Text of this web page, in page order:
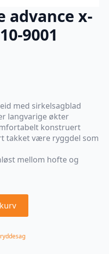
advance x-
9001
med sirkelsagblad
langvarige økter
konstruert
takket være ryggdel som
mellom hofte og